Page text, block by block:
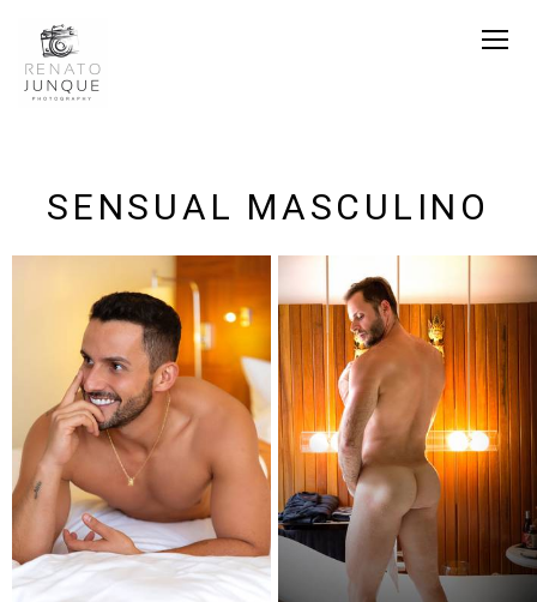
SENSUAL MASCULINO